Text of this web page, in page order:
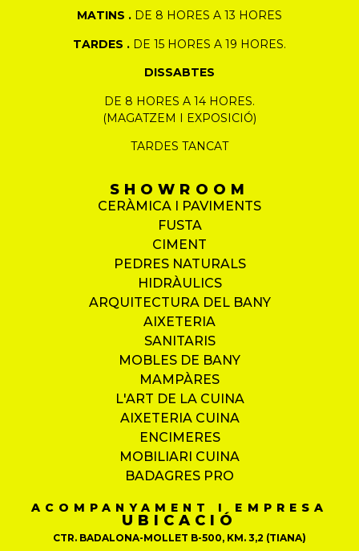
MATINS . DE 8 HORES A 13 HORES
TARDES . DE 15 HORES A 19 HORES.
DISSABTES
DE 8 HORES A 14 HORES.
(MAGATZEM I EXPOSICIÓ)
TARDES TANCAT
SHOWROOM
CERÀMICA I PAVIMENTS
FUSTA
CIMENT
PEDRES NATURALS
HIDRÀULICS
ARQUITECTURA DEL BANY
AIXETERIA
SANITARIS
MOBLES DE BANY
MAMPÀRES
L'ART DE LA CUINA
AIXETERIA CUINA
ENCIMERES
MOBILIARI CUINA
BADAGRES PRO
ACOMPANYAMENT I EMPRESA
UBICACIÓ
CTR. BADALONA-MOLLET B-500, KM. 3,2 (TIANA)